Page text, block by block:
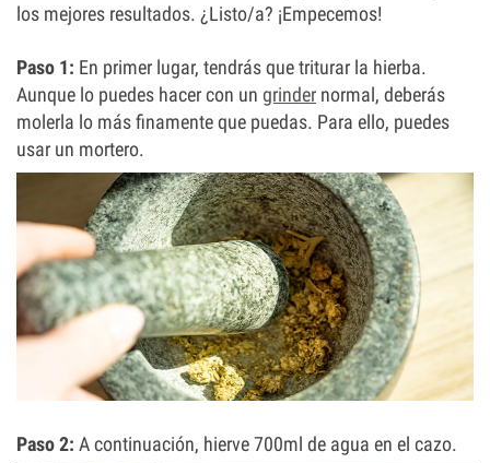
los mejores resultados. ¿Listo/a? ¡Empecemos!
Paso 1: En primer lugar, tendrás que triturar la hierba.
Aunque lo puedes hacer con un grinder normal, deberás
molerla lo más finamente que puedas. Para ello, puedes
usar un mortero.
Paso 2: A continuación, hierve 700ml de agua en el cazo.